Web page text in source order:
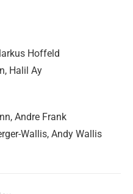
Hoffeld
Halil Ay
Andre Frank
Wallis, Andy Wallis